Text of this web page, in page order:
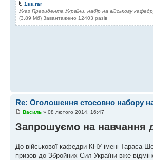
1ss.rar
Указ Президента України, набір на військову
(3.89 Мб) Завантажено 12403 разів
Re: Оголошення стосовно набору
Василь » 08 лютого 2014, 16:47
Запрошуємо на навчання
До військової кафедри КНУ імені Тараса
призов до Збройних Сил України вже